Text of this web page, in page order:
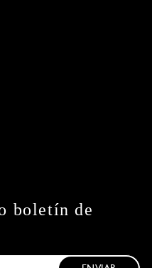
boletín de